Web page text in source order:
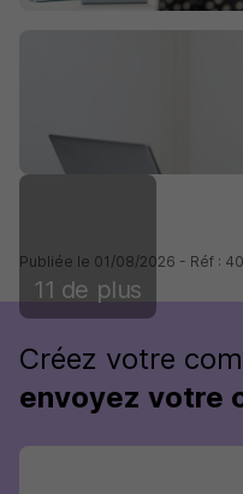
11 de plus
Publiée le 01/08/2026 - Réf :
Créez votre
envoyez votre